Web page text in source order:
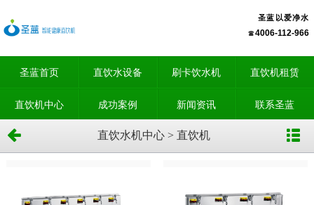
圣蓝以爱净水
4006-112-966
圣蓝首页 直饮水设备 刷卡饮水机 直饮机租赁
直饮机中心 成功案例 新闻资讯 联系圣蓝
直饮水机中心 > 直饮机